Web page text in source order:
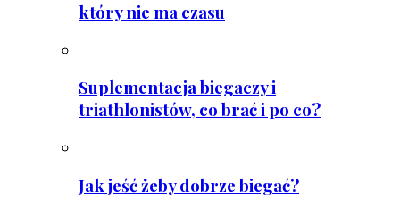
który nie ma czasu
Suplementacja biegaczy i
triathlonistów, co brać i po co?
Jak jeść żeby dobrze biegać?